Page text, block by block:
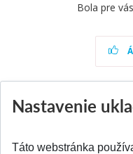
Bola pre
Nastavenie
Táto webstránka